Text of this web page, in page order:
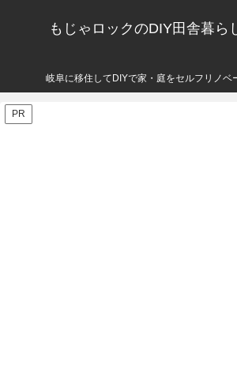
もじゃロックのDIY田舎暮ら
岐阜に移住してDIYで家・庭をセルフリノベ
PR